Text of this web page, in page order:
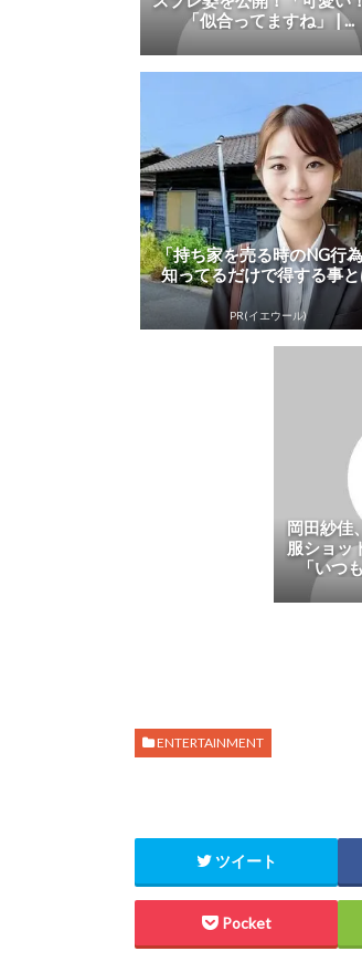
「似合ってますね」 | ...
「持ち家を売る時のNG行
知ってるだけで得する事
PR(イエウール)
岡田紗佳
服ショッ
「いつ
ENTERTAINMENT
ツイート
Pocket